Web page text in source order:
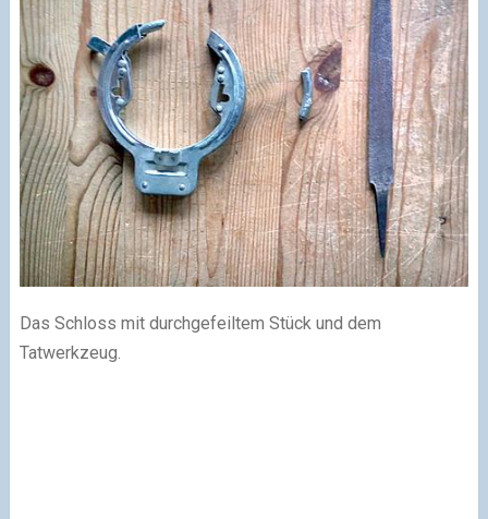
Das Schloss mit durchgefeiltem Stück und dem
Tatwerkzeug.